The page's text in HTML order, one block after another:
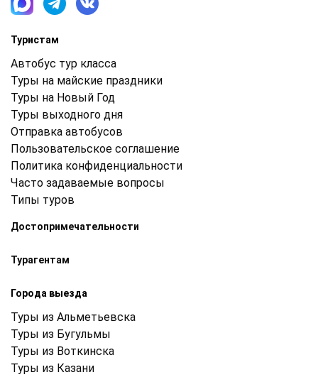
Туристам
Автобус тур класса
Туры на майские праздники
Туры на Новый Год
Туры выходного дня
Отправка автобусов
Пользовательское соглашение
Политика конфиденциальности
Часто задаваемые вопросы
Типы туров
Достопримечательности
Турагентам
Города выезда
Туры из Альметьевска
Туры из Бугульмы
Туры из Воткинска
Туры из Казани